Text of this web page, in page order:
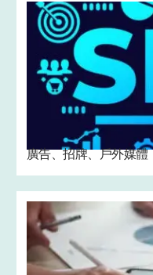
廣告、招牌、戶外媒體